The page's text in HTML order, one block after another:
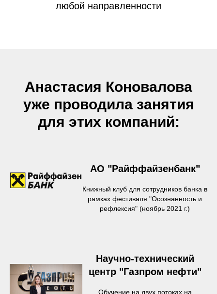
любой направленности
Анастасия Коновалова
уже проводила занятия
для этих компаний:
АО "Райффайзенбанк"
Книжный клуб для сотрудников банка в
рамках фестиваля "Осознанность и
рефлексия" (ноябрь 2021 г.)
Научно-технический
центр "Газпром нефти"
Обучение на двух потоках на